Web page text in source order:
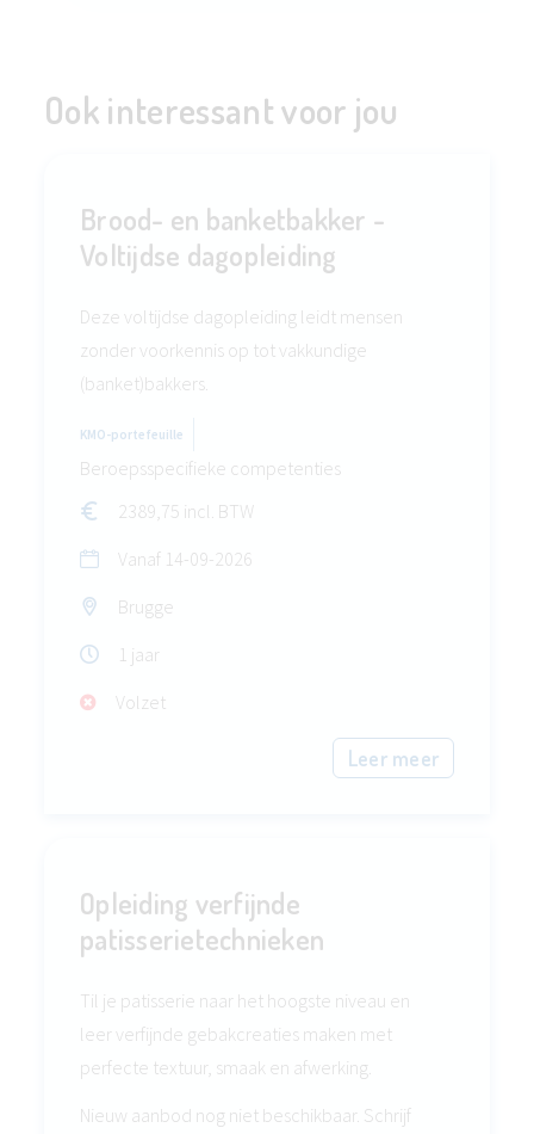
Ook interessant voor jou
Brood- en banketbakker -
Voltijdse dagopleiding
Deze voltijdse dagopleiding leidt mensen
zonder voorkennis op tot vakkundige
(banket)bakkers.
KMO-portefeuille
Beroepsspecifieke competenties
2389,75 incl. BTW
Vanaf 14-09-2026
Brugge
1 jaar
Volzet
Leer meer
Opleiding verfijnde
patisserietechnieken
Til je patisserie naar het hoogste niveau en
leer verfijnde gebakcreaties maken met
perfecte textuur, smaak en afwerking.
Nieuw aanbod nog niet beschikbaar. Schrijf